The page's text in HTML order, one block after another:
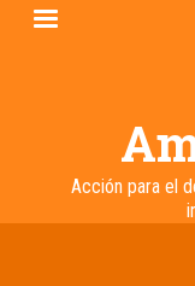
Pasar
Acción para el